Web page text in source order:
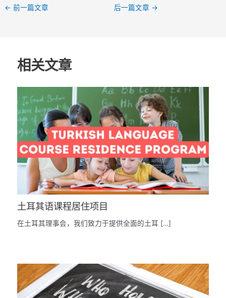
← 前一篇文章 后一篇文章 →
相关文章
土耳其语课程居住项目
在土耳其理事会，我们致力于提供全面的土耳 […]